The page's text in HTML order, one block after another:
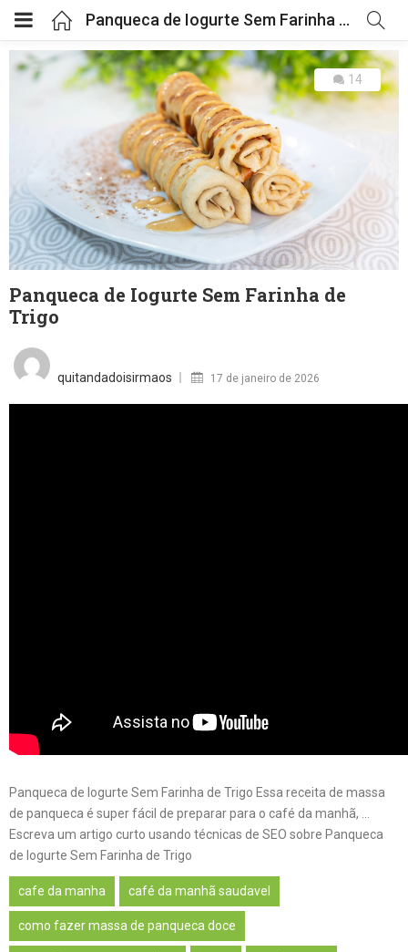
Panqueca de Iogurte Sem Farinha de Trigo
14
Panqueca de Iogurte Sem Farinha de
Trigo
quitandadoisirmaos 17 de janeiro de 2026
Panqueca de Iogurte Sem Farinha de Trigo Essa receita de massa
de panqueca é super fácil de preparar para o café da manhã, …
Escreva um artigo curto usando técnicas de SEO sobre Panqueca
de Iogurte Sem Farinha de Trigo
cafe da manha café da manhã saudavel
como fazer massa de panqueca doce